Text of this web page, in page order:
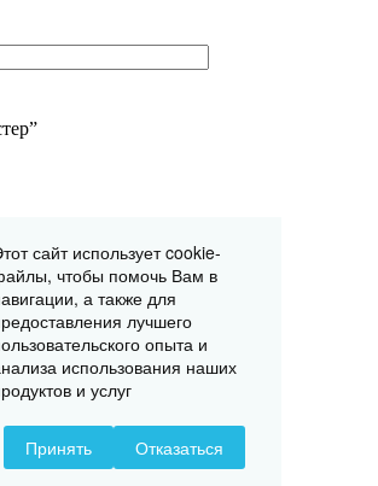
сайт использует cookie-
чтобы помочь Вам в
а также для
лучшего
опыта и
использования наших
и услуг
Принять Отказаться